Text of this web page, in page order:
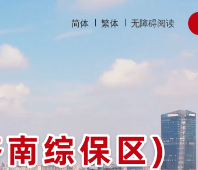
简体 繁体 无障碍阅读